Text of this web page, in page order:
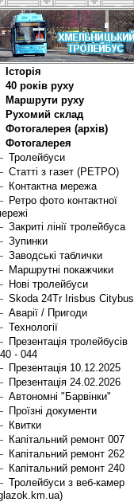
Історія
40 років руху
Маршрути руху
Рухомий склад
Фотогалерея (архів)
Фотогалерея
Тролейбуси
Статті з газет (РЕТРО)
Контактна мережа
Ретро фото контактної
Закриті лінії тролейбуса
Зупинки
Заводські таблички
Маршрутні покажчики
Нові тролейбуси
Skoda 24Tr Irisbus Citybus
Аварії / Пригоди
Технології
Презентація тролейбусів
- 044
Презентація 10.12.2025
Презентація 24.02.2026
Автономні "Барвінки"
Проїзні документи
Квитки
Капітальний ремонт 007
Капітальний ремонт 262
Капітальний ремонт 240
Тролейбуси з веб-камер